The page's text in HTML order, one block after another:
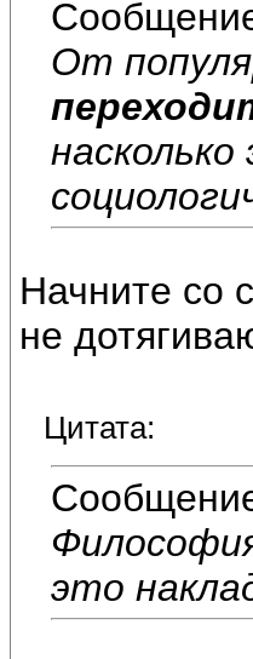
От
Начните со
не
Цитата:
это